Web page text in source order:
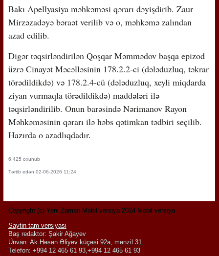
Bakı Apellyasiya məhkəməsi qərarı dəyişdirib. Zaur
Mirzəzadəyə bəraət verilib və o, məhkəmə zalından
azad edilib.
Digər təqsirləndirilən Qoşqar Məmmədov başqa epizod
üzrə Cinayət Məcəlləsinin 178.2.2-ci (dələduzluq, təkrar
törədildikdə) və 178.2.4-cü (dələduzluq, xeyli miqdarda
ziyan vurmaqla törədildikdə) maddələri ilə
təqsirləndirilib. Onun barəsində Nərimanov Rayon
Məhkəməsinin qərarı ilə həbs qətimkan tədbiri seçilib.
Hazırda o azadlıqdadır.
6,425 oxunub
Tərtib edən 02-06-2026 11:24
Copyright (c) Yeni Zaman Mobil versiya 2024 Mobil versiya
Saytin tam versiyasi
Baş redaktor: Şakir Ağayev
Ünvan: Ak.Həsən Əliyev küçəsi 92a, mənzil 31.
Telefon: +994 12 465 61 93,+994 12 465 61 93